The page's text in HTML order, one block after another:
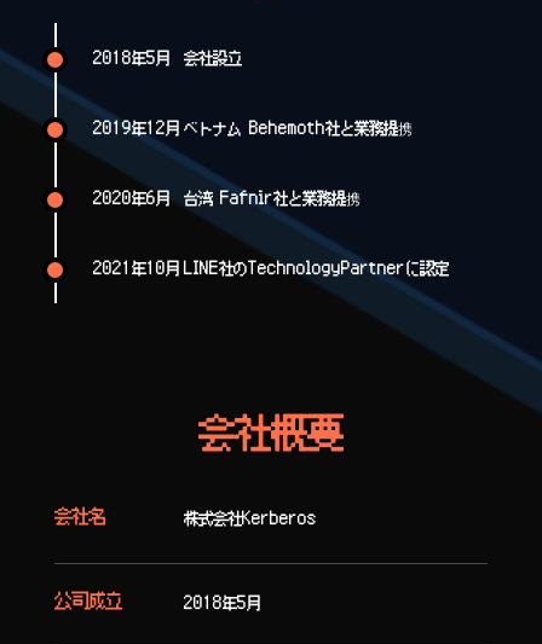
2018年5月 会社設立
2019年12月 ベトナム Behemoth社と業務提携
2020年6月 台湾 Fafnir社と業務提携
2021年10月 LINE社のTechnologyPartnerに認定
会社概要
会社名 株式会社Kerberos
公司成立 2018年5月